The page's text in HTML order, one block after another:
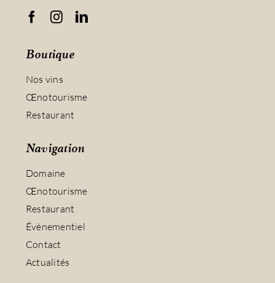
Boutique
Nos vins
Œnotourisme
Restaurant
Navigation
Domaine
Œnotourisme
Restaurant
Évènementiel
Contact
Actualités